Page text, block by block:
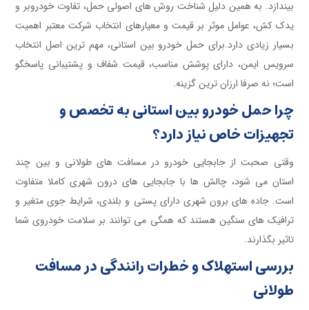
بیندازد. به همین دلیل شناخت روش های اصولی حمل، تفاوت خودروبر و
یدک کش، عوامل موثر بر قیمت و معیارهای انتخاب شرکت معتبر اهمیت
بسیار زیادی دارد.برای حمل خودرو بین استانی، مهم ترین اصل انتخاب
سرویس ایمن، دارای پوشش مناسب، قیمت شفاف و پشتیبانی پاسخگو
است؛ نه صرفا ارزان ترین گزینه.
چرا حمل خودرو بین استانی به تخصص و
تجهیزات خاص نیاز دارد؟
وقتی صحبت از جابجایی خودرو در مسافت های طولانی و بین چند
استان می شود، چالش ها با جابجایی های درون شهری کاملا متفاوت
است. جاده های برون شهری دارای پستی و بلندی، شرایط جوی متغیر و
ترافیک های سنگین هستند که همگی می توانند بر سلامت خودروی شما
تاثیر بگذارند.
بررسی استهلاک و خطرات رانندگی در مسافت
طولانی